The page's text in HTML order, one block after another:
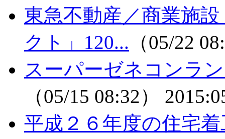
東急不動産／商業施
クト」120... （05/22
スーパーゼネコンラ
（05/15 08:32）
平成２６年度の住宅